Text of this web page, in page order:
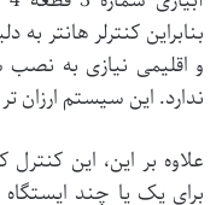
بنابراین کنترلر هانتر
و اقلیمی نیازی به
ندارد. این سیستم ارزان
علاوه بر این، این کنترل
برای یک یا چند